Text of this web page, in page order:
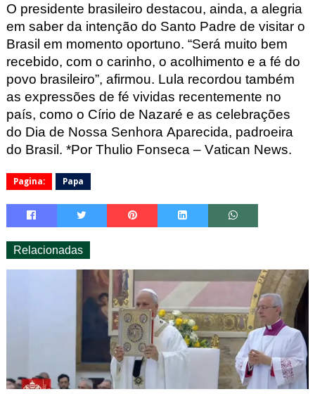
O presidente brasileiro destacou, ainda, a alegria
em saber da intenção do Santo Padre de visitar o
Brasil em momento oportuno. “Será muito bem
recebido, com o carinho, o acolhimento e a fé do
povo brasileiro”, afirmou. Lula recordou também
as expressões de fé vividas recentemente no
país, como o Círio de Nazaré e as celebrações
do Dia de Nossa Senhora Aparecida, padroeira
do Brasil. *Por Thulio Fonseca – Vatican News.
Pagina: Papa
Relacionadas